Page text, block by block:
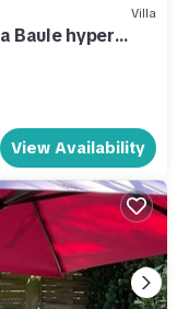
Villa
Baule hyper
-Terrasse &
View Availability